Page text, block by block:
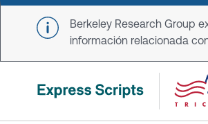
Skip to main content
Berkeley Research Group
información relacionada